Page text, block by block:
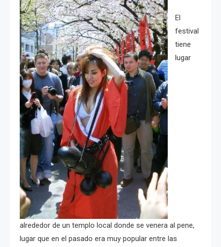
El
festival
tiene
lugar
alrededor de un templo local donde se venera al pene,
lugar que en el pasado era muy popular entre las